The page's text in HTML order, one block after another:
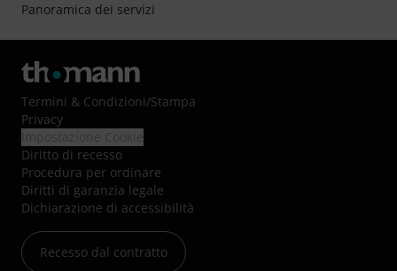
Panoramica dei servizi
Termini & Condizioni/Stampa
Privacy
Diritto di recesso
Procedura per ordinare
Diritti di garanzia legale
Dichiarazione di accessibilità
Recesso dal contratto